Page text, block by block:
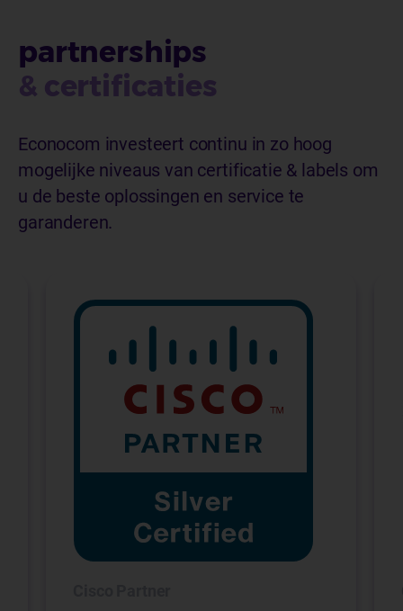
partnerships
& certificaties
Econocom investeert continu in zo hoog
mogelijke niveaus van certificatie & labels om
u de beste oplossingen en service te
garanderen.